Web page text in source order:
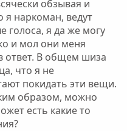
обзывая и
я наркоман, ведут
голоса, я да же могу
и мол они меня
ответ. В общем шиза
что я не
покидать эти вещи.
образом, можно
есть какие то